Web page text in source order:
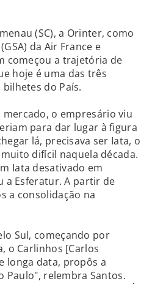
(SC), a Orinter, como
da Air France e
começou a trajetória de
hoje é uma das três
do País.
o empresário viu
para dar lugar à figura
lá, precisava ser Iata, o
difícil naquela década.
Iata desativado em
a Esferatur. A partir de
a consolidação na
Sul, começando por
o Carlinhos [Carlos
longa data, propôs a
Paulo", relembra Santos.